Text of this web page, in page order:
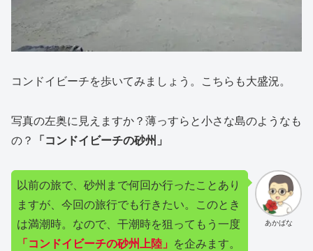
コンドイビーチを歩いてみましょう。こちらも大盛況。
写真の左奥に見えますか？薄っすらと小さな島のようなも
の？
「コンドイビーチの砂州」
あかばな
以前の旅で、砂州まで何回か行ったことあり
ますが、今回の旅行でも行きたい。このとき
は満潮時。なので、干潮時を狙ってもう一度
「コンドイビーチの砂州上陸」 を企みます。